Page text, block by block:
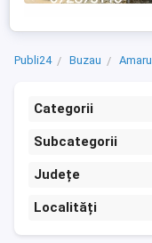
Publi24 Buzau Amaru
Categorii
Subcategorii
Județe
Localități